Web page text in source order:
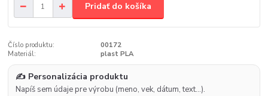
Pridať do košíka
Číslo produktu:
00172
Materiál:
plast PLA
✍️ Personalizácia produktu
Napíš sem údaje pre výrobu (meno, vek, dátum, text…).